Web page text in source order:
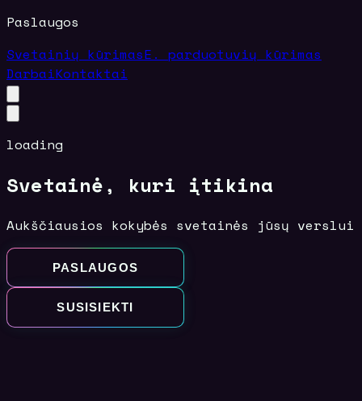
Paslaugos
Svetainių kūrimasE. parduotuvių kūrimas
DarbaiKontaktai
loading
Svetainė, kuri įtikina
Aukščiausios kokybės svetainės jūsų verslui
PASLAUGOS
SUSISIEKTI